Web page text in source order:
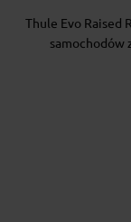
Thule Evo Raised
samochodów